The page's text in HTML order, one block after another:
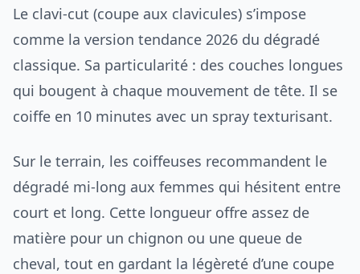
Le clavi-cut (coupe aux clavicules) s’impose
comme la version tendance 2026 du dégradé
classique. Sa particularité : des couches longues
qui bougent à chaque mouvement de tête. Il se
coiffe en 10 minutes avec un spray texturisant.
Sur le terrain, les coiffeuses recommandent le
dégradé mi-long aux femmes qui hésitent entre
court et long. Cette longueur offre assez de
matière pour un chignon ou une queue de
cheval, tout en gardant la légèreté d’une coupe